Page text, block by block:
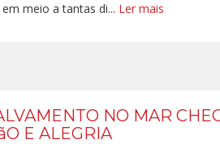
meio a tantas di... Ler mais
NO MAR
E ALEGRIA